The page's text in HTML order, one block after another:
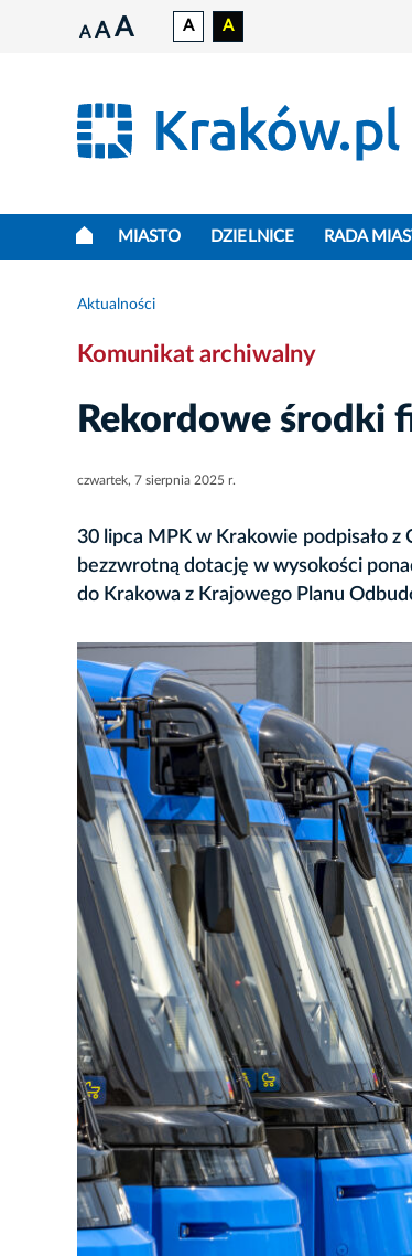
A A A A A
MIASTO DZIELNICE RADA
Aktualności
Komunikat archiwalny
Rekordowe środki
czwartek, 7 sierpnia 2025 r.
30 lipca MPK w Krakowie podpisało
bezzwrotną dotację w wysokości
do Krakowa z Krajowego Planu